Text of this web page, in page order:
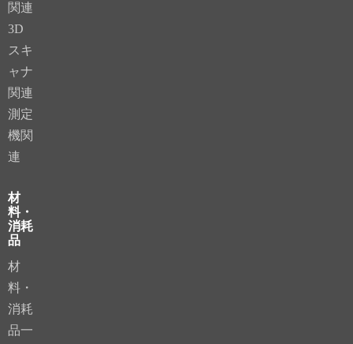
関連
3D
スキ
ャナ
関連
測定
機関
連
材
料・
消耗
品
材
料・
消耗
品一